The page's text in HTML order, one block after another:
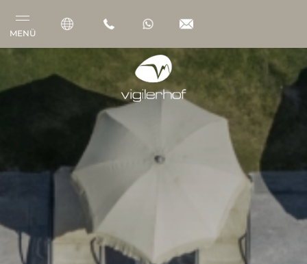
MENÜ
Vigilerhof
Zimmer & Suiten
Wellness